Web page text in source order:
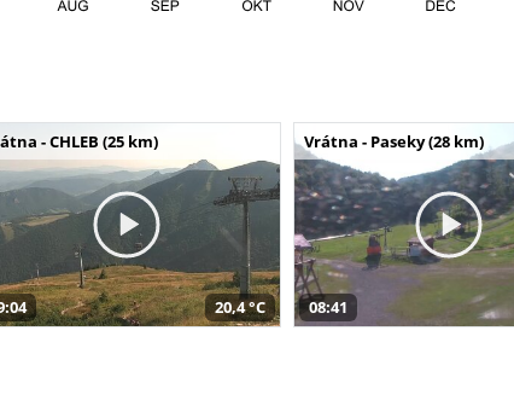
- CHLEB (25 km)
20,4 °C
Vrátna - Paseky (28 km)
08:41